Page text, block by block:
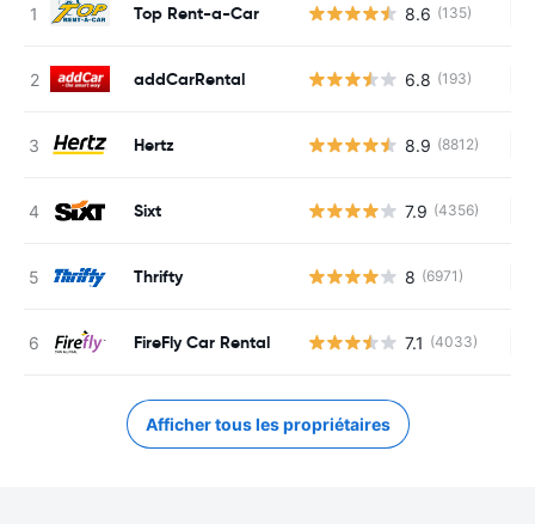
Top Rent-a-Car 8.6 (135)
addCarRental 6.8 (193)
Hertz 8.9 (8812)
Sixt 7.9 (4356)
Thrifty 8 (6971)
FireFly Car Rental 7.1 (4033)
Afficher tous les propriétaires